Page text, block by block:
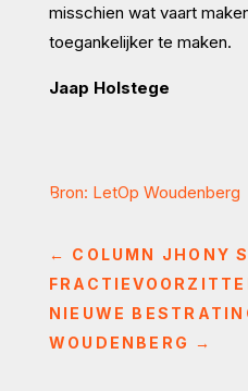
misschien wat vaart
toegankelijker te maken.
Jaap Holstege
Bron: LetOp Woudenberg
← COLUMN JHONY
NIEUWE
WOUDENBERG →